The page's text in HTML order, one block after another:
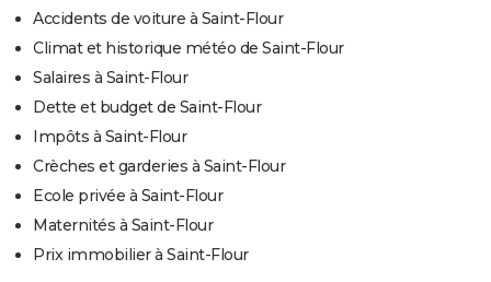
Accidents de voiture à Saint-Flour
Climat et historique météo de Saint-Flour
Salaires à Saint-Flour
Dette et budget de Saint-Flour
Impôts à Saint-Flour
Crèches et garderies à Saint-Flour
Ecole privée à Saint-Flour
Maternités à Saint-Flour
Prix immobilier à Saint-Flour